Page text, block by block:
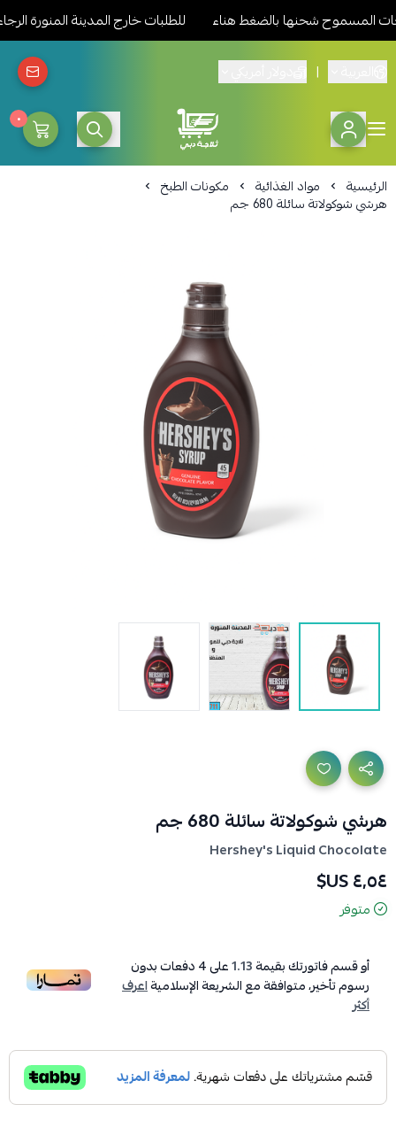
شحنها بالضغط هناء للطلبات خارج المدينة المنورة
|
ثلاجة دبي المدينة للمواد
٠
الرئيسية مواد الغذائية مكونات الطبخ
هرشي شوكولاتة سائلة 680 جم
هرشي شوكولاتة سائلة 680 جم
Hershey's Liquid Chocolate
٤٫٥٤ US$
متوفر
أو قسم فاتورتك بقيمة1.13على4دفعات بدون
رسوم تأخير، متوافقة مع الشريعة الإسلاميةاعرف
أكثر